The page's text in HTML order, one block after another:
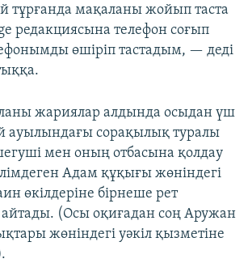
тұрғанда мақаланы жойып таста
редакциясына телефон соғып
өшіріп тастадым, — деді
жариялар алдында осыдан үш
ауылындағы сорақылық туралы
мен оның отбасына қолдау
Адам құқығы жөніндегі
өкілдеріне бірнеше рет
(Осы оқиғадан соң Аружан
жөніндегі уәкіл қызметіне